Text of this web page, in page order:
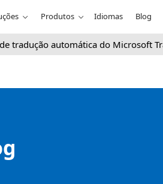
Produtos Idiomas Blog
tradução automática do Microsoft